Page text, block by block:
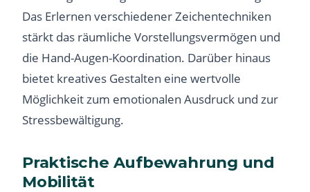
Das Erlernen verschiedener Zeichentechniken
stärkt das räumliche Vorstellungsvermögen und
die Hand-Augen-Koordination. Darüber hinaus
bietet kreatives Gestalten eine wertvolle
Möglichkeit zum emotionalen Ausdruck und zur
Stressbewältigung.
Praktische Aufbewahrung und
Mobilität